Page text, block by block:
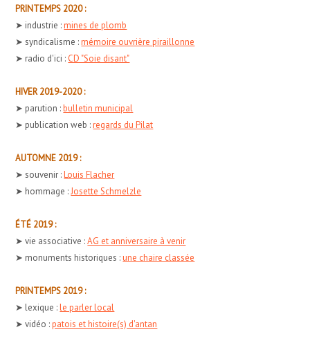
PRINTEMPS 2020 :
➤ industrie :mines de plomb
➤ syndicalisme :mémoire ouvrière piraillonne
➤ radio d'ici : CD "Soie disant"
HIVER 2019-2020 :
➤ parution :bulletin municipal
➤ publication web :regards du Pilat
AUTOMNE 2019 :
➤ souvenir :Louis Flacher
➤ hommage :Josette Schmelzle
ÉTÉ 2019 :
➤ vie associative :AG et anniversaire à venir
➤ monuments historiques :une chaire classée
PRINTEMPS 2019 :
➤ lexique :le parler local
➤ vidéo :patois et histoire(s) d'antan